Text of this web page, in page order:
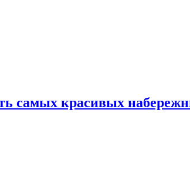
самых красивых